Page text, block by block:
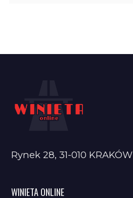
Rynek 28, 31-010 KRAKÓW
WINIETA ONLINE